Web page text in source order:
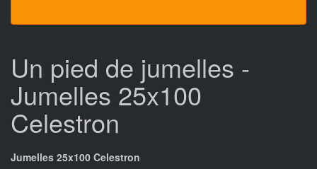
Un pied de jumelles -
Jumelles 25x100
Celestron
Jumelles 25x100 Celestron